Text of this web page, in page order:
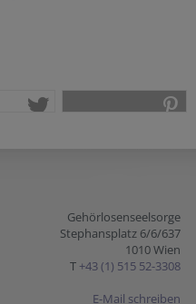
Gehörlosenseelsorge
Stephansplatz 6/6/637
1010 Wien
T +43 (1) 515 52-3308
E-Mail schreiben